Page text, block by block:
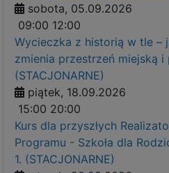
sobota, 05.09.2026
09:00 12:00
Wycieczka z historią w tle –
zmienia przestrzeń miejską
(STACJONARNE)
piątek, 18.09.2026
15:00 20:00
Kurs dla przyszłych
Programu - Szkoła dla
1. (STACJONARNE)